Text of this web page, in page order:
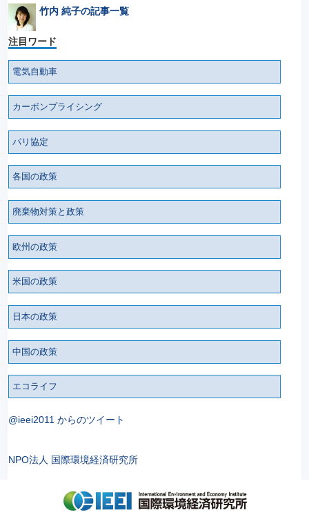
竹内 純子の記事一覧
注目ワード
電気自動車
カーボンプライシング
パリ協定
各国の政策
廃棄物対策と政策
欧州の政策
米国の政策
日本の政策
中国の政策
エコライフ
@ieei2011 からのツイート
NPO法人 国際環境経済研究所